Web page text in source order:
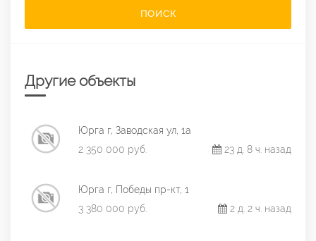
ПОИСК
Другие объекты
Юрга г, Заводская ул, 1а
2 350 000 руб.
23 д. 8 ч. назад
Юрга г, Победы пр-кт, 1
3 380 000 руб.
2 д. 2 ч. назад